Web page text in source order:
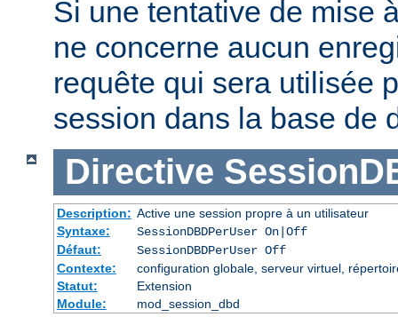
Si une tentative de mise
ne concerne aucun
requête qui sera utilisée
session dans la base de
Directive
Description: Active une session propre à un utilisateur
Syntaxe:
SessionDBDPerUser On|Off
Défaut:
SessionDBDPerUser Off
Contexte:
configuration globale, serveur virtuel,
Statut:
Extension
Module:
mod_session_dbd